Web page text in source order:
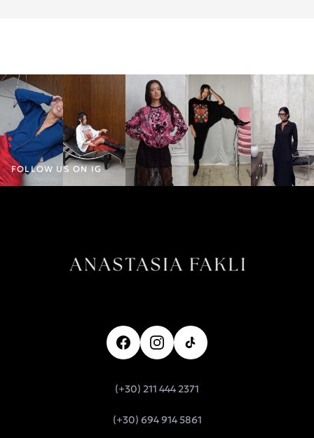
FOLLOW US ON IG
(+30) 211 444 2371
(+30) 694 914 5861